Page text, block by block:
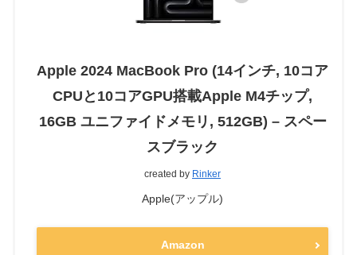
Apple 2024 MacBook Pro (14インチ, 10コア
CPUと10コアGPU搭載Apple M4チップ,
16GB ユニファイドメモリ, 512GB) – スペー
スブラック
created by Rinker
Apple(アップル)
Amazon